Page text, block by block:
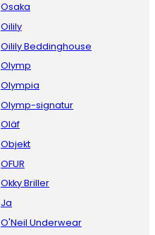
Osaka
Oilily
Oilily Beddinghouse
Olymp
Olympia
Olymp-signatur
Oläf
Objekt
OFUR
Okky Briller
Ja
O'Neil Underwear